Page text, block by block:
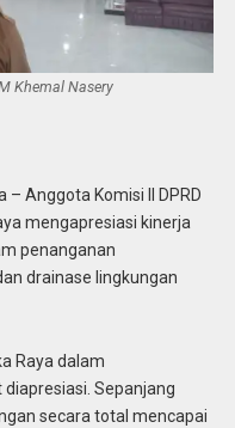
Khemal Nasery
Anggota Komisi II DPRD
mengapresiasi kinerja
penanganan
drainase lingkungan
Raya dalam
Sepanjang
secara total mencapai